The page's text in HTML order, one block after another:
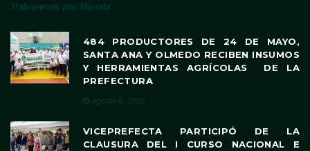
Trabajamos por Manabí
484 PRODUCTORES DE 24 DE MAYO,
SANTA ANA Y OLMEDO RECIBEN INSUMOS
Y HERRAMIENTAS AGRÍCOLAS DE LA
PREFECTURA
agosto 6, 2026
VICEPREFECTA PARTICIPÓ DE LA
CLAUSURA DEL I CURSO NACIONAL E